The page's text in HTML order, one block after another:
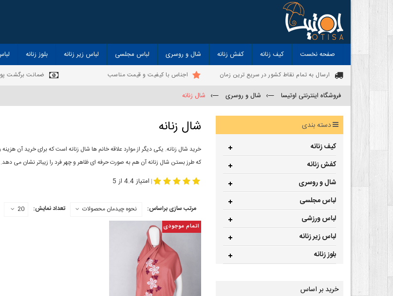
صفحه نخست کیف زنانه کفش زنانه شال و روسری لباس مجلسی لباس زیر زنانه بلوز زنانه
ارسال به تمام نقاط کشور در سریع ترین زمان اجناس با کیفیت و قیمت مناسب ضمانت برگشت پول
فروشگاه اینترنتی اوتیسا —› شال و روسری —› شال زنانه
شال زنانه
خرید شال زنانه. یکی دیگر از موارد علاقه خانم ها شال زنانه است که برای خرید آن
که طرز بستن شال زنانه آن هم به صورت حرفه ای ظاهر و چهر فرد را زیباتر نشان می دهد.
| امتیاز 4.4 از 5
مرتب سازی براساس: نحوه چیدمان محصولات تعداد نمایش: 20
اتمام موجودی
دسته بندی
کیف زنانه
کفش زنانه
شال و روسری
لباس مجلسی
لباس ورزشی
لباس زیر زنانه
بلوز زنانه
خرید بر اساس